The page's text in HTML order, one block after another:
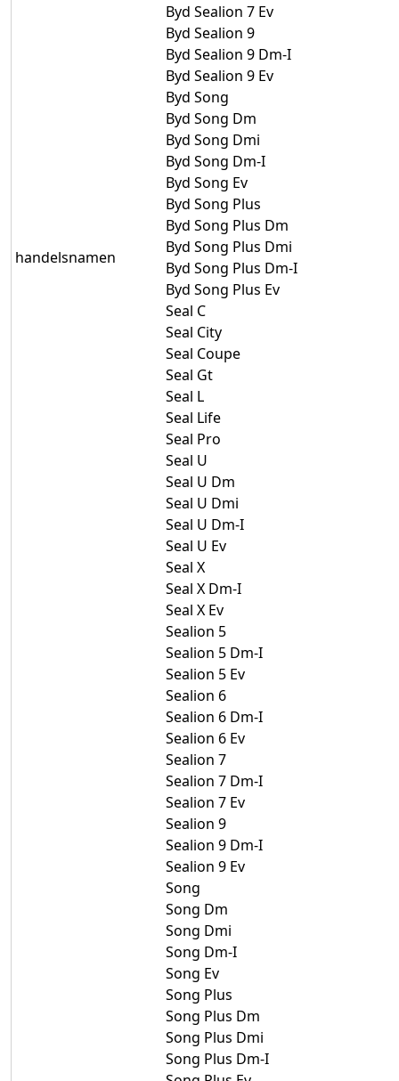
handelsnamen
Byd Sealion 7 Ev
Byd Sealion 9
Byd Sealion 9 Dm-I
Byd Sealion 9 Ev
Byd Song
Byd Song Dm
Byd Song Dmi
Byd Song Dm-I
Byd Song Ev
Byd Song Plus
Byd Song Plus Dm
Byd Song Plus Dmi
Byd Song Plus Dm-I
Byd Song Plus Ev
Seal C
Seal City
Seal Coupe
Seal Gt
Seal L
Seal Life
Seal Pro
Seal U
Seal U Dm
Seal U Dmi
Seal U Dm-I
Seal U Ev
Seal X
Seal X Dm-I
Seal X Ev
Sealion 5
Sealion 5 Dm-I
Sealion 5 Ev
Sealion 6
Sealion 6 Dm-I
Sealion 6 Ev
Sealion 7
Sealion 7 Dm-I
Sealion 7 Ev
Sealion 9
Sealion 9 Dm-I
Sealion 9 Ev
Song
Song Dm
Song Dmi
Song Dm-I
Song Ev
Song Plus
Song Plus Dm
Song Plus Dmi
Song Plus Dm-I